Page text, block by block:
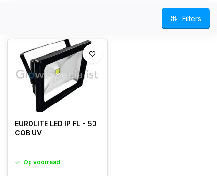
Filters
EUROLITE LED IP FL - 50
COB UV
Op voorraad